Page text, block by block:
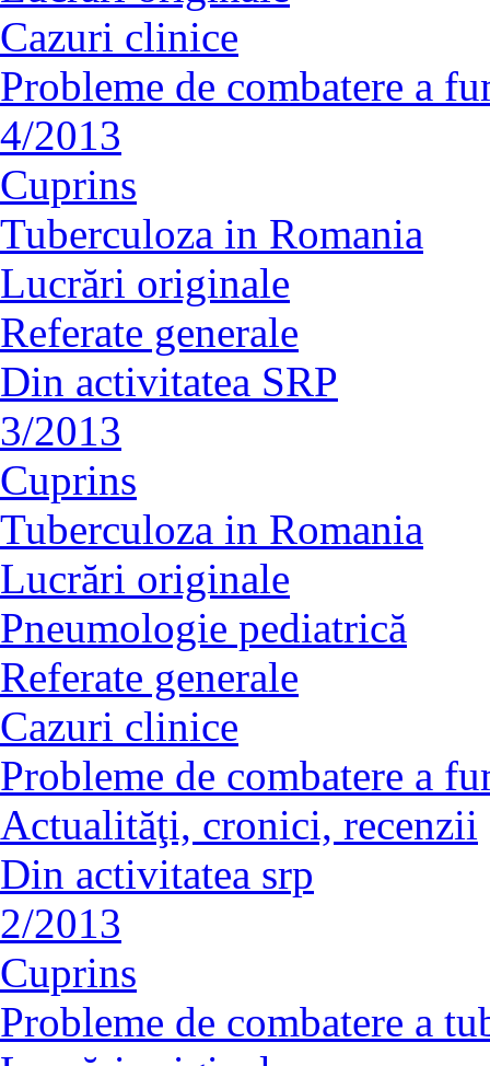
Cazuri clinice
Probleme de combatere a
4/2013
Cuprins
Tuberculoza in Romania
Lucrări originale
Referate generale
Din activitatea SRP
3/2013
Cuprins
Tuberculoza in Romania
Lucrări originale
Pneumologie pediatrică
Referate generale
Cazuri clinice
Probleme de combatere a
Actualităţi, cronici, recenzii
Din activitatea srp
2/2013
Cuprins
Probleme de combatere a